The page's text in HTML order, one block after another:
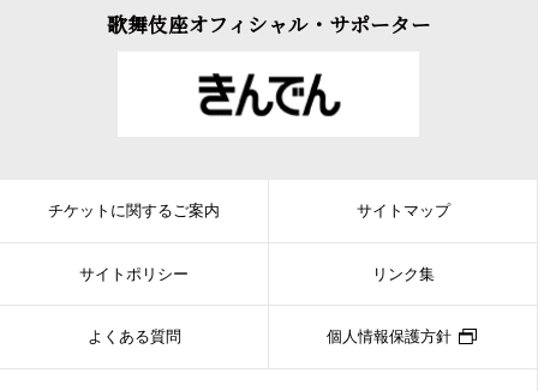
歌舞伎座オフィシャル・サポーター
チケットに関するご案内 サイトマップ
サイトポリシー リンク集
よくある質問 個人情報保護方針